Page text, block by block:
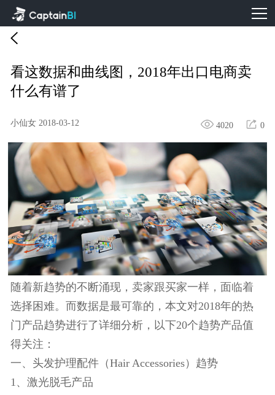
看这数据和曲线图，2018年出口电商卖
什么有谱了
小仙女
随着新趋势的不断涌现，卖家跟买家一样，面临着
选择困难。而数据是最可靠的，本文对2018年的热
门产品趋势进行了详细分析，以下20个趋势产品值
得关注：
一、头发护理配件（Hair Accessories）趋势